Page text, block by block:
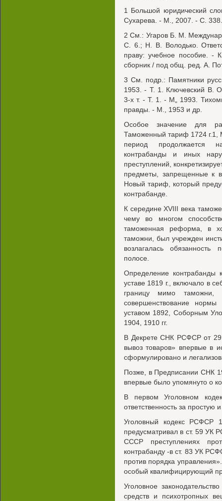
1 Большой юридический
Сухарева. - М., 2007. - С. 338.
2 См.: Угаров Б. М.
С. 6.; Н. В. Володько.
праву: учебное пособие. -
сборник / под общ. ред. А.
3 См. подр.: Памятники
1953. - Т. 1. Ключевский В.
3-х т. - Т. 1. - М„ 1993.
правды. - М., 1953 и др.
Особое значение для
Таможенный тариф 1724 г.1,
период продолжается
контрабанды и иных
преступлений,
предметы, запрещенные к
Новый тариф, который
контрабанде.
К середине XVIII века
чему во многом
таможенная реформа, в
таможни, был учрежден
возлагалась обязанность
полосе.
Определение контрабанды
уставе 1819 г., включало в
границу мимо
совершенствование
уставом 1892, Соборным
1904, 1910 гг.
В Декрете СНК РСФСР от 29
вывоз товаров» впервые в
сформулировано и
Позже, в Предписании СНК
впервые было упомянуто о
В первом Уголовном
ответственность за
Уголовный кодекс РСФСР
предусматривал в ст. 59 УК
СССР преступлениях
контрабанду -в ст. 83 УК
против порядка
особый квалифицирующий
Уголовное
средств и психотропных